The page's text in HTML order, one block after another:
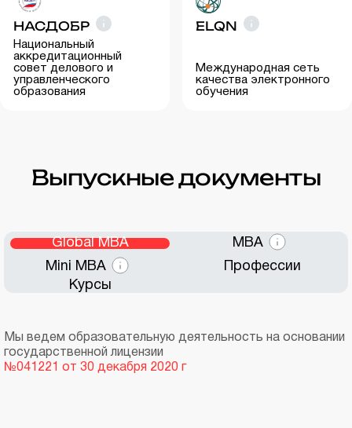
НАСДОБР
Национальный
аккредитационный
совет делового и
управленческого
образования
ELQN
Международная сеть
качества электронного
обучения
Выпускные документы
Global MBA
MBA
Mini MBA
Профессии
Курсы
Мы ведем образовательную деятельность на основании
государственной лицензии
№041221 от 30 декабря 2020 г